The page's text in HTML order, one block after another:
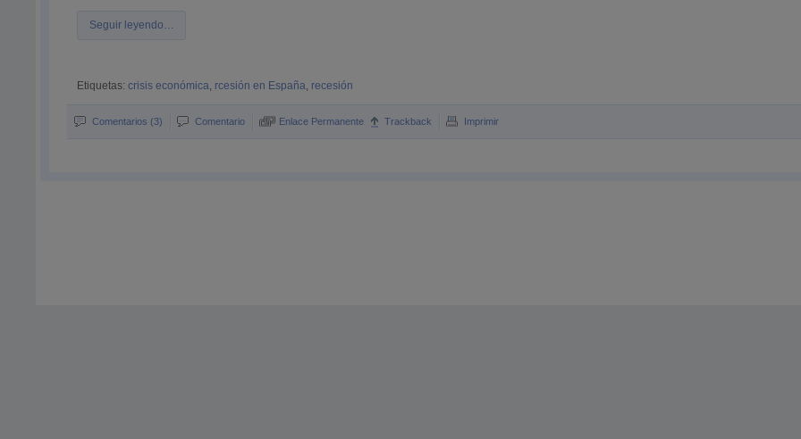
Seguir leyendo…
Etiquetas:crisis económica, rcesión en España, recesión
Comentarios (3) Comentario Enlace Permanente Trackback Imprimir